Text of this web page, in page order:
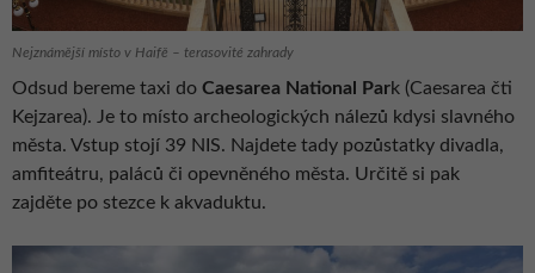
Nejznámější místo v Haifě – terasovité zahrady
Odsud bereme taxi do Caesarea National Park (Caesarea čti
Kejzarea). Je to místo archeologických nálezů kdysi slavného
města. Vstup stojí 39 NIS. Najdete tady pozůstatky divadla,
amfiteátru, paláců či opevněného města. Určitě si pak
zajděte po stezce k akvaduktu.